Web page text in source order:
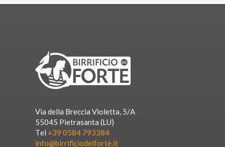
Via della Breccia Violetta, 5/A
55045 Pietrasanta (LU)
Tel +39 0584 793384
info@birrificiodelforte.it